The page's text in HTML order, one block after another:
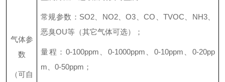
气体参
数
（可自
常规参数：SO2、NO2、O3、CO 、TVOC、 NH3、
恶臭OU等（其它气体可选）；
量程 ：0-100ppm、0-1000ppm、0-10ppm、0-20pp
m、0-50ppm；